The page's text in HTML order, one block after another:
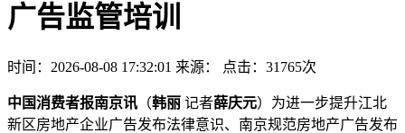
广告监管培训
时间：2026-08-08 17:32:01 来源： 点击：31765次
中国消费者报南京讯 （韩丽 记者薛庆元）为进一步提升江北
新区房地产企业广告发布法律意识、南京规范房地产广告发布